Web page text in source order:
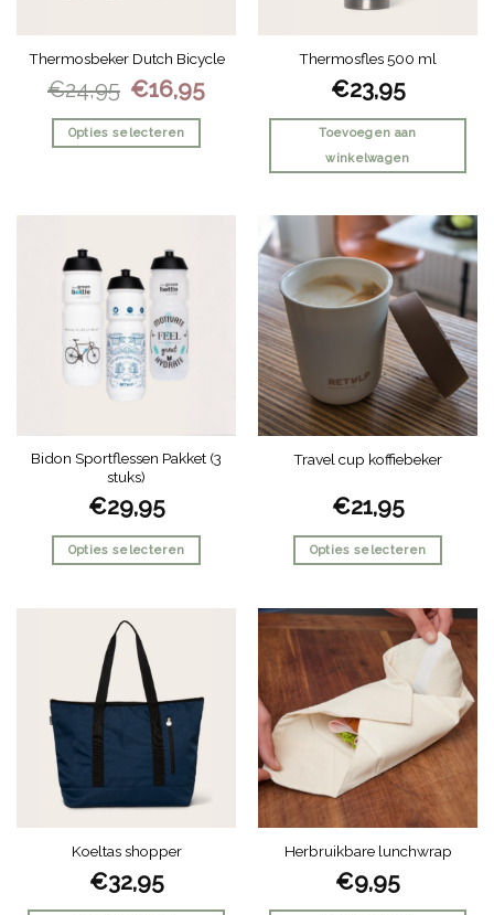
de
productpagina
Thermosbeker Dutch Bicycle
€24,95
Oorspronkelijke
prijs
€24,95.
€16,95prijs
Opties selecteren
meerdere
variaties.
Deze
optie
kan
gekozen
worden
de
productpagina
Thermosfles 500 ml
€23,95
Toevoegen aan
winkelwagen
Bidon Sportflessen Pakket (3
stuks)
€29,95
Opties selecteren
heeft
meerdere
variaties.
Deze
optie
worden
op
de
productpagina
Travel cup koffiebeker
€21,95
Opties selecteren
heeft
meerdere
variaties.
Deze
optie
gekozen
worden
op
de
productpagina
Koeltas shopper
€32,95
Herbruikbare lunchwrap
€9,95